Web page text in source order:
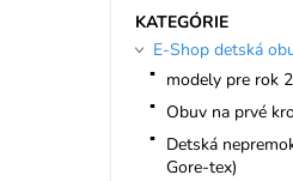
KATEGÓRIE
E-Shop detská
modely pre rok
Obuv na prvé
Detská
Gore-tex)